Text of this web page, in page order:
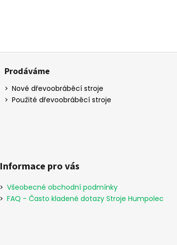
Prodáváme
Nové dřevoobráběcí stroje
Použité dřevoobráběcí stroje
Informace pro vás
Všeobecné obchodní podmínky
FAQ - Často kladené dotazy Stroje Humpolec